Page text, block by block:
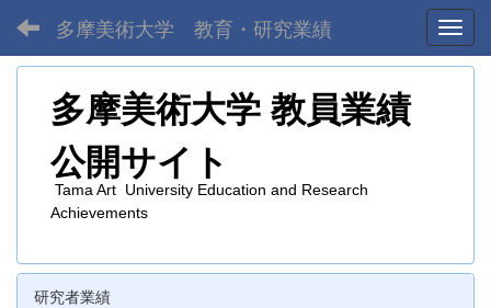
多摩美術大学 教育・研究業績
多摩美術大学 教員業績
公開サイト
Tama Art University Education and Research
Achievements
研究者業績